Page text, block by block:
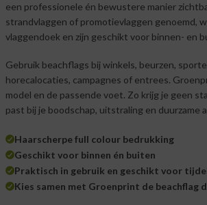
een professionele én bewustere manier
strandvlaggen of promotievlaggen genoemd,
vlaggendoek en zijn geschikt voor binnen- en
Gebruik beachflags bij winkels, beurzen,
horecalocaties, campagnes of entrees.
model en de passende voet. Zo krijg je geen
past bij je boodschap, uitstraling en duurzame
Haarscherpe full colour bedrukking
Geschikt voor binnen én buiten
Praktisch in gebruik en geschikt voor
Kies samen met Groenprint de beachflag